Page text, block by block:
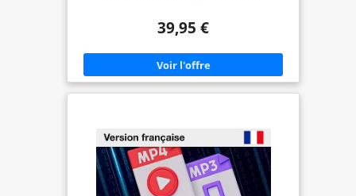
haute définition et compression avancée. ✔️
performances rapides. ✔️ Licence à vie – Version
complète pour 1 PC | Windows 11/10/8/7.
39,95 €